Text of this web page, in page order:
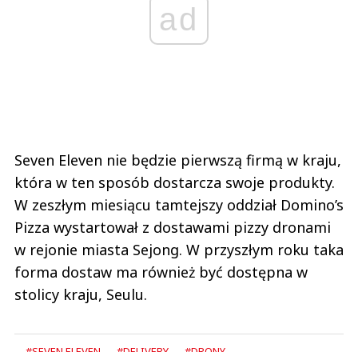
ad
Seven Eleven nie będzie pierwszą firmą w kraju,
która w ten sposób dostarcza swoje produkty.
W zeszłym miesiącu tamtejszy oddział Domino’s
Pizza wystartował z dostawami pizzy dronami
w rejonie miasta Sejong. W przyszłym roku taka
forma dostaw ma również być dostępna w
stolicy kraju, Seulu.